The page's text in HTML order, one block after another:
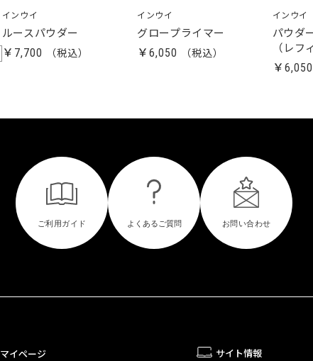
インウイ
ルースパウダー
￥7,700
インウイ
グロープライマー
￥6,050
インウイ
パウダ
（レフ
￥6,050
マイページ サイト情報